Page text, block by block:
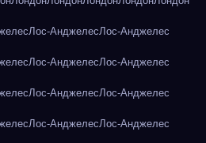
Лос-АнджелесЛос-Анджелес
Лос-АнджелесЛос-Анджелес
Лос-АнджелесЛос-Анджелес
Лос-АнджелесЛос-Анджелес